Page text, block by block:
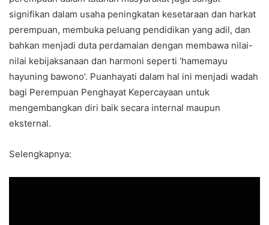
signifikan dalam usaha peningkatan kesetaraan dan harkat
perempuan, membuka peluang pendidikan yang adil, dan
bahkan menjadi duta perdamaian dengan membawa nilai-
nilai kebijaksanaan dan harmoni seperti ‘hamemayu
hayuning bawono’. Puanhayati dalam hal ini menjadi wadah
bagi Perempuan Penghayat Kepercayaan untuk
mengembangkan diri baik secara internal maupun
eksternal.
Selengkapnya: